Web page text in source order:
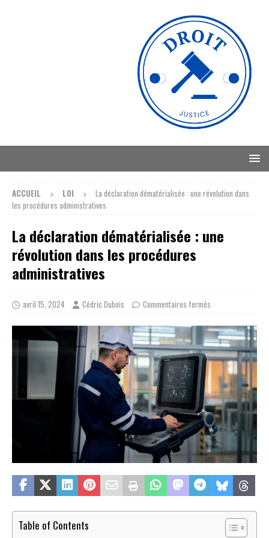
ACCUEIL LOI
La déclaration dématérialisée : une révolution dans
les procédures administratives
La déclaration dématérialisée : une
révolution dans les procédures
administratives
avril 15, 2024 Cédric Dubois Commentaires fermés
Table of Contents